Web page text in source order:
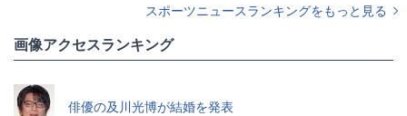
スポーツニュースランキングをもっと見る
画像アクセスランキング
俳優の及川光博が結婚を発表